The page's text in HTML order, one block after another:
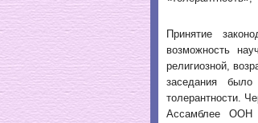
Принятие
возможность
религиозной,
заседания
толерантности.
Ассамблее ООН